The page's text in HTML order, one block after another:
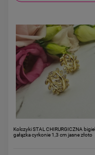
Kolczyki STAL CHIRURGICZNA bigiel
gałązka cyrkonie 1,3 cm jasne złoto